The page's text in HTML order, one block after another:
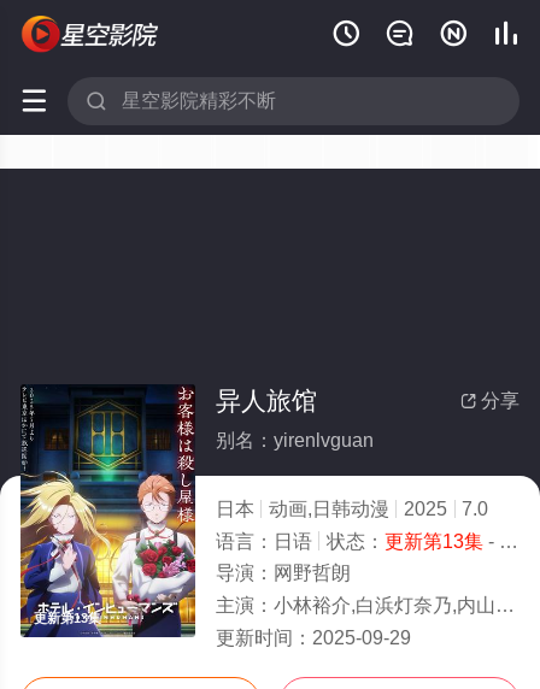
   
 
更新第13集
 分享
异人旅馆
别名：yirenlvguan
日本 动画,日韩动漫 2025
7.0
语言： 日语 状态： 更新第13集- 免费观看
导演： 网野哲朗
主演： 小林裕介,白浜灯奈乃,内山昂辉
更新时间： 2025-09-29